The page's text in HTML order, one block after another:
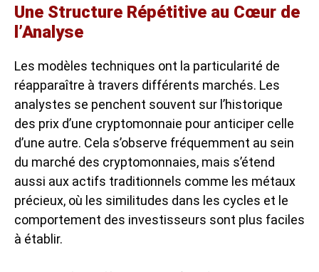
Une Structure Répétitive au Cœur de
l’Analyse
Les modèles techniques ont la particularité de
réapparaître à travers différents marchés. Les
analystes se penchent souvent sur l’historique
des prix d’une cryptomonnaie pour anticiper celle
d’une autre. Cela s’observe fréquemment au sein
du marché des cryptomonnaies, mais s’étend
aussi aux actifs traditionnels comme les métaux
précieux, où les similitudes dans les cycles et le
comportement des investisseurs sont plus faciles
à établir.